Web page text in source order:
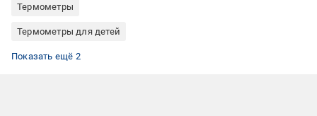
Термометры
Термометры для детей
Ушные термометры
Термометры ртутные
Показать ещё 2